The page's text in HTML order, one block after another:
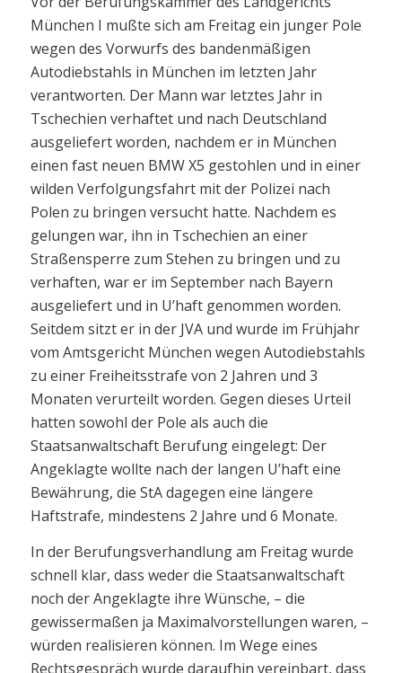
München I mußte sich am Freitag ein junger Pole
wegen des Vorwurfs des bandenmäßigen
Autodiebstahls in München im letzten Jahr
verantworten. Der Mann war letztes Jahr in
Tschechien verhaftet und nach Deutschland
ausgeliefert worden, nachdem er in München
einen fast neuen BMW X5 gestohlen und in einer
wilden Verfolgungsfahrt mit der Polizei nach
Polen zu bringen versucht hatte. Nachdem es
gelungen war, ihn in Tschechien an einer
Straßensperre zum Stehen zu bringen und zu
verhaften, war er im September nach Bayern
ausgeliefert und in U’haft genommen worden.
Seitdem sitzt er in der JVA und wurde im Frühjahr
vom Amtsgericht München wegen Autodiebstahls
zu einer Freiheitsstrafe von 2 Jahren und 3
Monaten verurteilt worden. Gegen dieses Urteil
hatten sowohl der Pole als auch die
Staatsanwaltschaft Berufung eingelegt: Der
Angeklagte wollte nach der langen U’haft eine
Bewährung, die StA dagegen eine längere
Haftstrafe, mindestens 2 Jahre und 6 Monate.
In der Berufungsverhandlung am Freitag wurde
schnell klar, dass weder die Staatsanwaltschaft
noch der Angeklagte ihre Wünsche, – die
gewissermaßen ja Maximalvorstellungen waren, –
würden realisieren können. Im Wege eines
Rechtsgespräch wurde daraufhin vereinbart, dass